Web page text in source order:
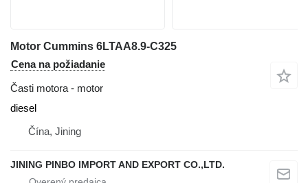
Motor Cummins 6LTAA8.9-C325
Cena na požiadanie
Časti motora - motor
diesel
Čína, Jining
JINING PINBO IMPORT AND EXPORT CO.,LTD.